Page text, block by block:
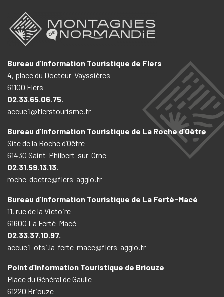
Bureau d’Information Touristique de Flers
4, place du Docteur-Vayssières
61100 Flers
02.33.65.06.75.
accueil@flerstourisme.fr
Bureau d’Information Touristique de La Roche d’Oëtre
Site de la Roche d’Oëtre
61430 Saint-Philbert-sur-Orne
02.31.59.13.13.
roche-doetre@flers-agglo.fr
Bureau d’Information Touristique de La Ferté-Macé
11, rue de la Victoire
61600 La Ferté-Macé
02.33.37.10.97.
accueil-otsi.la-ferte-mace@flers-agglo.fr
Point d’Information Touristique de Briouze
Place du Général de Gaulle
61220 Briouze